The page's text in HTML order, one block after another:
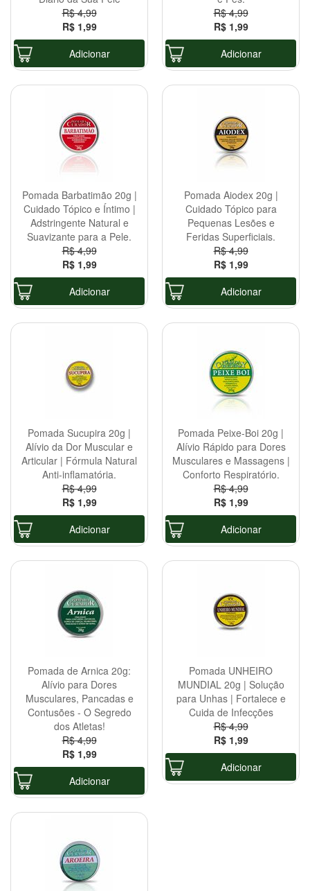
R$ 4,99
R$ 1,99
Adicionar
R$ 4,99
R$ 1,99
Adicionar
Pomada Barbatimão 20g |
Cuidado Tópico e Íntimo |
Adstringente Natural e
Suavizante para a Pele.
R$ 4,99
R$ 1,99
Adicionar
Pomada Aiodex 20g |
Cuidado Tópico para
Pequenas Lesões e
Feridas Superficiais.
R$ 4,99
R$ 1,99
Adicionar
Pomada Sucupira 20g |
Alívio da Dor Muscular e
Articular | Fórmula Natural
Anti-inflamatória.
R$ 4,99
R$ 1,99
Adicionar
Pomada Peixe-Boi 20g |
Alívio Rápido para Dores
Musculares e Massagens |
Conforto Respiratório.
R$ 4,99
R$ 1,99
Adicionar
Pomada de Arnica 20g:
Alívio para Dores
Musculares, Pancadas e
Contusões - O Segredo
dos Atletas!
R$ 4,99
R$ 1,99
Adicionar
Pomada UNHEIRO
MUNDIAL 20g | Solução
para Unhas | Fortalece e
Cuida de Infecções
R$ 4,99
R$ 1,99
Adicionar